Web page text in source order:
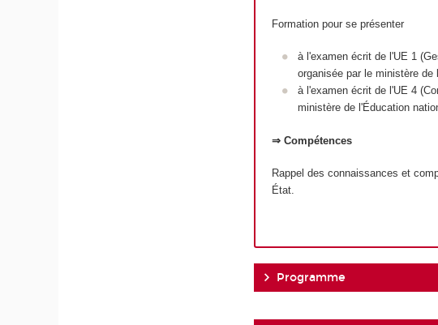
Formation pour se présenter
à l'examen écrit de l'UE 1
organisée par le ministère
à l'examen écrit de l'UE 4
ministère de l'Éducation
⇒ Compétences
Rappel des connaissances et
État.
Programme